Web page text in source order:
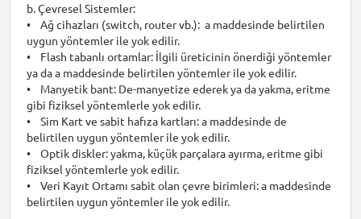
b. Çevresel Sistemler:
• Ağ cihazları (switch, router vb.): a maddesinde belirtilen
uygun yöntemler ile yok edilir.
• Flash tabanlı ortamlar: İlgili üreticinin önerdiği yöntemler
ya da a maddesinde belirtilen yöntemler ile yok edilir.
• Manyetik bant: De-manyetize ederek ya da yakma, eritme
gibi fiziksel yöntemlerle yok edilir.
• Sim Kart ve sabit hafıza kartları: a maddesinde de
belirtilen uygun yöntemler ile yok edilir.
• Optik diskler: yakma, küçük parçalara ayırma, eritme gibi
fiziksel yöntemlerle yok edilir.
• Veri Kayıt Ortamı sabit olan çevre birimleri: a maddesinde
belirtilen uygun yöntemler ile yok edilir.